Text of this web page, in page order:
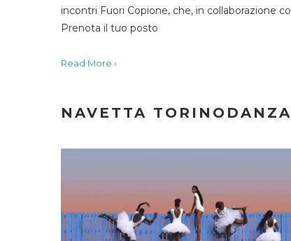
incontri Fuori Copione, che, in collaborazione
Prenota il tuo posto
Read More ›
NAVETTA